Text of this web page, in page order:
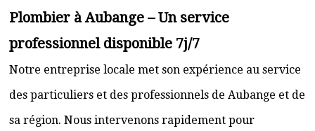
Plombier à Aubange – Un service
professionnel disponible 7j/7
Notre entreprise locale met son expérience au service
des particuliers et des professionnels de Aubange et de
sa région. Nous intervenons rapidement pour